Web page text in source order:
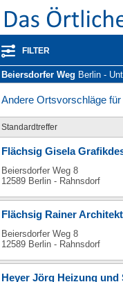
FILTER
Beiersdorfer Weg Berlin - Unternehmen
Andere Ortsvorschläge für
Standardtreffer
Flächsig Gisela
Beiersdorfer Weg 8
12589 Berlin - Rahnsdorf
Flächsig Rainer Architekt
Beiersdorfer Weg 8
12589 Berlin - Rahnsdorf
Heyer Jörg Heizung und